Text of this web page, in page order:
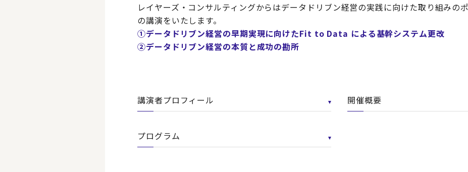
レイヤーズ・コンサルティングからはデータドリブン経営の実践に向けた取り組みの
の講演をいたします。
①データドリブン経営の早期実現に向けたFit to Data による基幹システム更改
②データドリブン経営の本質と成功の勘所
講演者プロフィール 開催概要
プログラム